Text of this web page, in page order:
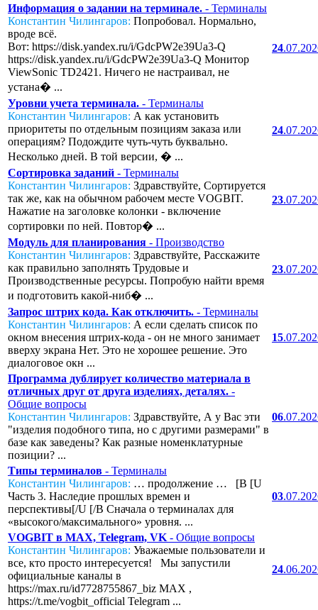
Информация о задании на терминале. - Терминалы
Константин Чилингаров: Попробовал. Нормально,
вроде всё.
Вот: https://disk.yandex.ru/i/GdcPW2e39Ua3-Q
https://disk.yandex.ru/i/GdcPW2e39Ua3-Q Монитор
ViewSonic TD2421. Ничего не настраивал, не
устана� ...
24
Уровни учета терминала. - Терминалы
Константин Чилингаров: А как установить
приоритеты по отдельным позициям заказа или
операциям? Подождите чуть-чуть буквально.
Несколько дней. В той версии, � ...
24
Сортировка заданий - Терминалы
Константин Чилингаров: Здравствуйте, Сортируется
так же, как на обычном рабочем месте VOGBIT.
Нажатие на заголовке колонки - включение
сортировки по ней. Повтор� ...
23
Модуль для планирования - Производство
Константин Чилингаров: Здравствуйте, Расскажите
как правильно заполнять Трудовые и
Производственные ресурсы. Попробую найти время
и подготовить какой-ниб� ...
23
Запрос штрих кода. Как отключить. - Терминалы
Константин Чилингаров: А если сделать список по
окном внесения штрих-кода - он не много занимает
вверху экрана Нет. Это не хорошее решение. Это
диалоговое окн ...
15
Программа дублирует количество материала в
отличных друг от друга изделиях, деталях. -
Общие вопросы
Константин Чилингаров: Здравствуйте, А у Вас эти
"изделия подобного типа, но с другими размерами" в
базе как заведены? Как разные номенклатурные
позиции? ...
06
Типы терминалов - Терминалы
Константин Чилингаров: … продолжение … [B [U
Часть 3. Наследие прошлых времен и
перспективы[/U [/B Сначала о терминалах для
«высокого/максимального» уровня. ...
03
VOGBIT в MAX, Telegram, VK - Общие вопросы
Константин Чилингаров: Уважаемые пользователи и
все, кто просто интересуется! Мы запустили
официальные каналы в
https://max.ru/id7728755867_biz MAX ,
https://t.me/vogbit_official Telegram ...
24